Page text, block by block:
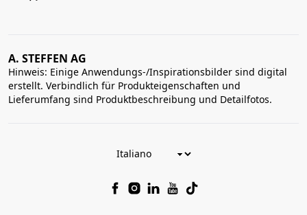
A. STEFFEN AG
Hinweis: Einige Anwendungs-/Inspirationsbilder sind digital
erstellt. Verbindlich für Produkteigenschaften und
Lieferumfang sind Produktbeschreibung und Detailfotos.